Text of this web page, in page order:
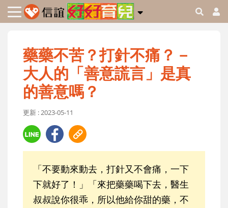
藥藥不苦？打針不痛？－
大人的「善意謊言」是真
的善意嗎？
更新 : 2023-05-11
「不要動來動去，打針又不會痛，一下
下就好了！」「來把藥藥喝下去，醫生
叔叔說你很乖，所以他給你甜的藥，不